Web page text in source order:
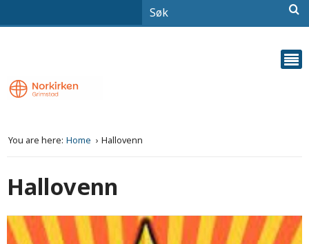
You are here: Home Hallovenn
Hallovenn